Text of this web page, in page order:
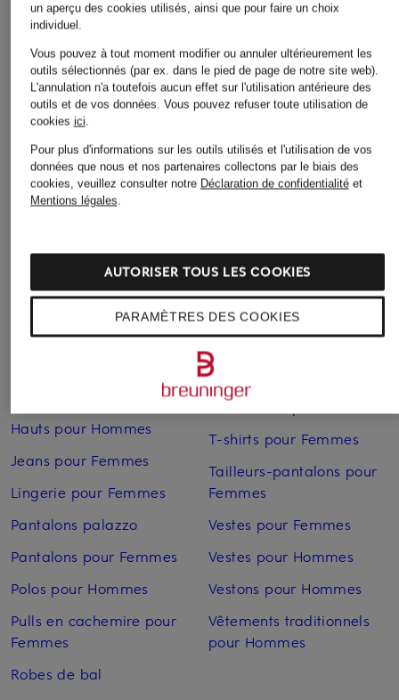
Chaussures pour Femmes
Chaussures pour Femmes
en solde
Chaussures pour
Chaussures à enfiler pour
Hommes
Combinaisons pour
Costumes de mariage
pour Hommes
Dessous pour Femmes
Hauts pour Hommes
Jeans pour Femmes
Lingerie pour Femmes
Pantalons palazzo
Pantalons pour Femmes
Polos pour Hommes
Pulls en cachemire pour
Femmes
Robes de bal
Robes pour Femmes
Robes pour Femmes en
solde
Sacs pour Femmes
Shorts pour Femmes
Sneakers pour Femmes
en solde
Sneakers pour Hommes
Sweats zippés pour
Hommes
Sweatshirts pour Femmes
T-shirts pour Femmes
Tailleurs-pantalons pour
Femmes
Vestes pour Femmes
Vestes pour Hommes
Vestons pour Hommes
Vêtements traditionnels
pour Hommes
un aperçu des cookies utilisés, ainsi que pour faire un choix
individuel.
Vous pouvez à tout moment modifier ou annuler ultérieurement les
outils sélectionnés (par ex. dans le pied de page de notre site web).
L'annulation n'a toutefois aucun effet sur l'utilisation antérieure des
outils et de vos données. Vous pouvez refuser toute utilisation de
cookies ici.
Pour plus d'informations sur les outils utilisés et l'utilisation de vos
données que nous et nos partenaires collectons par le biais des
cookies, veuillez consulter notre Déclaration de confidentialitéet
Mentions légales.
PARAMÈTRES DES COOKIES
AUTORISER TOUS LES COOKIES